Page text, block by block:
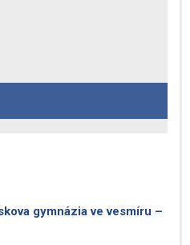
gymnázia ve vesmíru –